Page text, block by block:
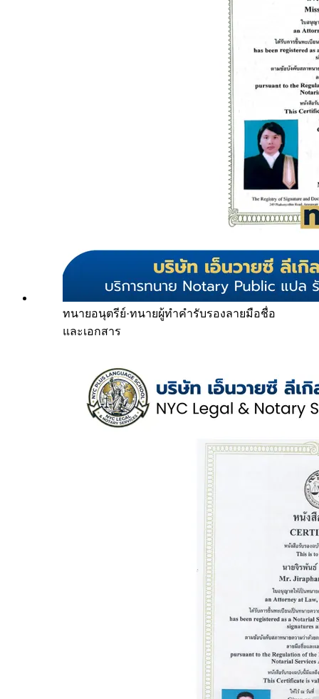
ทนายอนุตรีย์·ทนายผู้ทำคำรับรองลายมือชื่อ
และเอกสาร